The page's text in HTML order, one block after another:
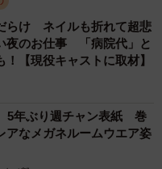
なのに、乗り物酔いを
だろうか。
イントは多い。店内に
べて実際の走行音。そ
る姿勢が徹底されてい
らけ ネイルも折れて超悲
のお仕事 「病院代」と
【現役キャストに取材】
5年ぶり週チャン表紙 巻
アなメガネルームウエア姿